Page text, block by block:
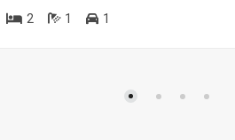
2 1 1